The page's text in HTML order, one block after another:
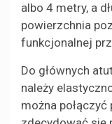
albo 4 metry, a
powierzchnia
funkcjonalnej
Do głównych
należy
można